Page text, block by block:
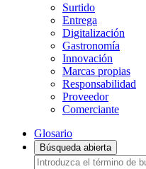
Surtido
Entrega
Digitalización
Gastronomía
Innovación
Marcas propias
Responsabilidad
Proveedor
Comerciante
Glosario
Búsqueda abierta